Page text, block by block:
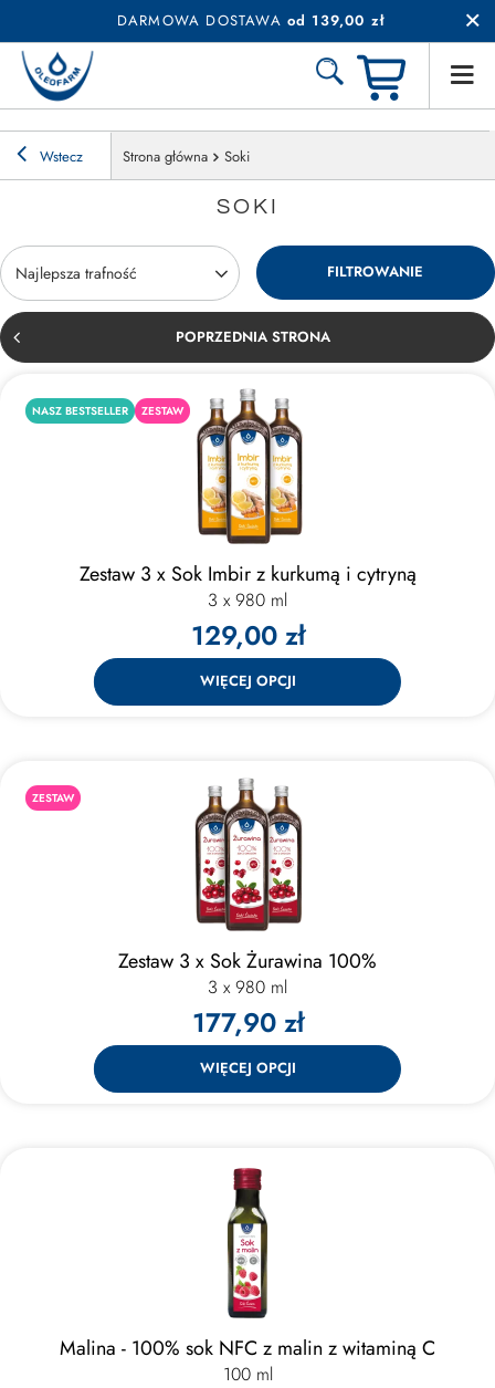
DARMOWA DOSTAWA od 139,00 zł
Wstecz Strona główna Soki
SOKI
Zmień sortowanie
Najlepsza trafność FILTROWANIE
POPRZEDNIA STRONA
NASZ BESTSELLER ZESTAW
Zestaw 3 x Sok Imbir z kurkumą i cytryną
3 x 980 ml
129,00 zł
WIĘCEJ OPCJI
ZESTAW
Zestaw 3 x Sok Żurawina 100%
3 x 980 ml
177,90 zł
WIĘCEJ OPCJI
Malina - 100% sok NFC z malin z witaminą C
100 ml